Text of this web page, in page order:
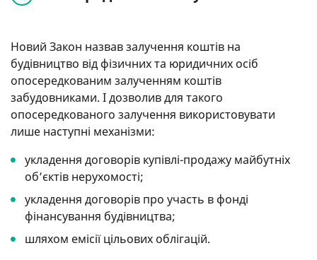
Новий Закон назвав залучення коштів на
будівництво від фізичних та юридичних осіб
опосередкованим залученням коштів
забудовниками. І дозволив для такого
опосередкованого залучення використовувати
лише наступні механізми:
укладення договорів купівлі-продажу майбутніх
об’єктів нерухомості;
укладення договорів про участь в фонді
фінансування будівництва;
шляхом емісії цільових облігацій.